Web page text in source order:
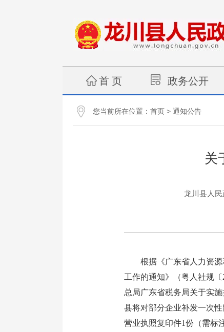
首 页 政务公开
您当前所在位置： 首页 > 通知公告
关
龙川县人
根据《广东省人力资源
工作的通知》（粤人社规
总局广东省税务局关于实
县将对部分企业补发一次
营业执照复印件1份（需标